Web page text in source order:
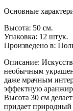
Основные
Высота: 50 см.
Упаковка: 12 штук.
Произведено в:
Описание:
необычным
даже мрачным
эффектную
Высота 30 см
придает